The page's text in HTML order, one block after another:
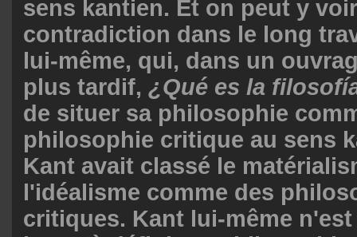
sens kantien. Et on peut y
contradiction dans le long
lui-même, qui, dans un
plus tardif, ¿Qué es la
de situer sa philosophie
philosophie critique au sens
Kant avait classé le
l'idéalisme comme des
critiques. Kant lui-même n'est